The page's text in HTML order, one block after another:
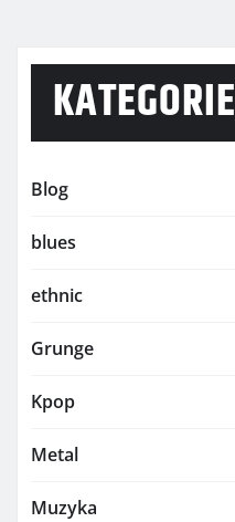
KATEGORIE
Blog
blues
ethnic
Grunge
Kpop
Metal
Muzyka